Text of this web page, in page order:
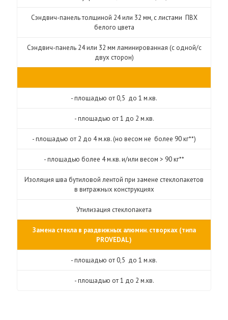
Сэндвич-панель толщиной 24 или 32 мм, с листами ПВХ
белого цвета
Сэндвич-панель 24 или 32 мм ламинированная (с одной/с
двух сторон)
- площадью от 0,5 до 1 м.кв.
- площадью от 1 до 2 м.кв.
- площадью от 2 до 4 м.кв. (но весом не более 90 кг**)
- площадью более 4 м.кв. и/или весом > 90 кг**
Изоляция шва бутиловой лентой при замене стеклопакетов
в витражных конструкциях
Утилизация стеклопакета
Замена стекла в раздвижных алюмин. створках (типа
PROVEDAL)
- площадью от 0,5 до 1 м.кв.
- площадью от 1 до 2 м.кв.